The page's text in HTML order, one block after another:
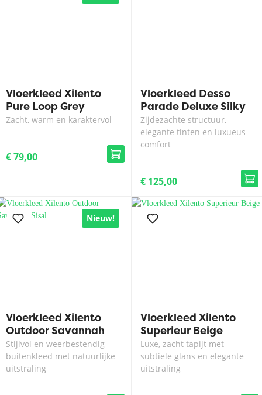
Vloerkleed Xilento
Pure Loop Grey
Zacht, warm en karaktervol
€ 79,00
Vloerkleed Desso
Parade Deluxe Silky
6023
Zijdezachte structuur,
elegante tinten en luxueus
comfort
€ 125,00
Nieuw!
Vloerkleed Xilento
Outdoor Savannah
Sisal
Stijlvol en weerbestendig
buitenkleed met natuurlijke
uitstraling
Vloerkleed Xilento
Superieur Beige
Luxe, zacht tapijt met
subtiele glans en elegante
uitstraling